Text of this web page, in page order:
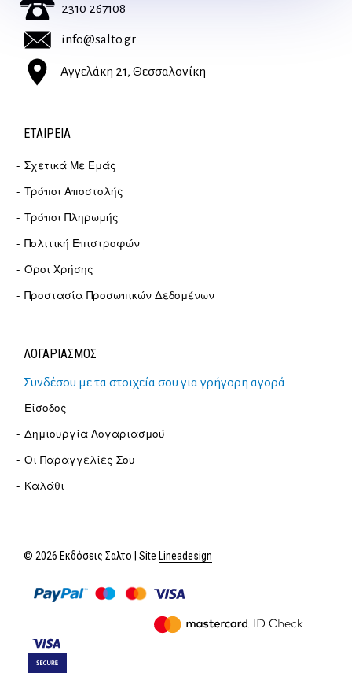
2310 267108
info@salto.gr
Αγγελάκη 21, Θεσσαλονίκη
ΕΤΑΙΡΕΊΑ
Σχετικά Με Εμάς
Τρόποι Αποστολής
Τρόποι Πληρωμής
Πολιτική Επιστροφών
Όροι Χρήσης
Προστασία Προσωπικών Δεδομένων
ΛΟΓΑΡΙΑΣΜΟΣ
Συνδέσου με τα στοιχεία σου για γρήγορη αγορά
Είσοδος
Δημιουργία Λογαριασμού
Οι Παραγγελίες Σου
Καλάθι
© 2026 Εκδόσεις Σαλτο | Site Lineadesign